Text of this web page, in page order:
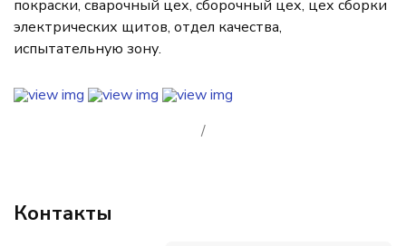
покраски, сварочный цех, сборочный цех, цех сборки
электрических щитов, отдел качества,
испытательную зону.
/
Контакты